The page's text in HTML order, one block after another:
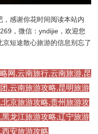
感谢你花时间阅读本站内
，微信：yndijie，欢迎您
短途散心旅游的信息别忘了
网,云南旅行,云南旅游,昆
,云南旅游攻略,昆明旅游
京旅游攻略,贵州旅游攻
龙江旅游攻略,辽宁旅游
安旅游攻略